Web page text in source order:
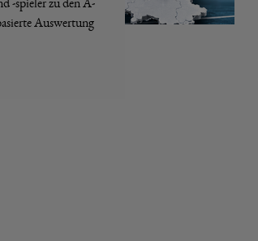
-spieler zu den A-
Auswertung